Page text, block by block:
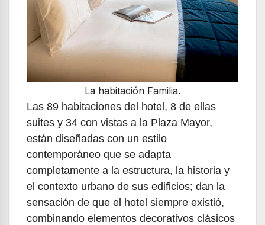
La habitación Familia.
Las 89 habitaciones del hotel, 8 de ellas
suites y 34 con vistas a la Plaza Mayor,
están diseñadas con un estilo
contemporáneo que se adapta
completamente a la estructura, la historia y
el contexto urbano de sus edificios; dan la
sensación de que el hotel siempre existió,
combinando elementos decorativos clásicos